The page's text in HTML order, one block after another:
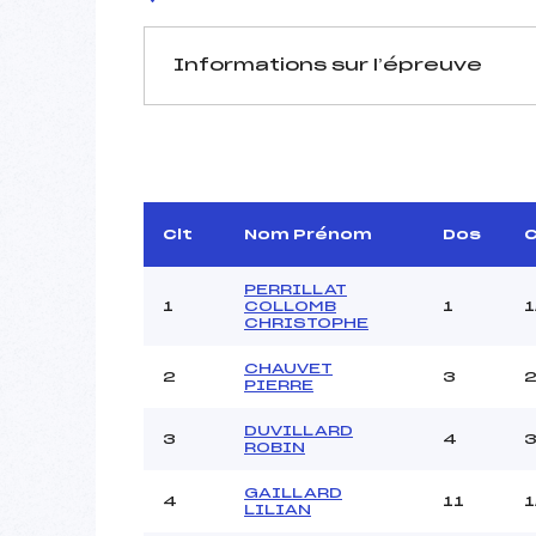
Informations sur l’épreuve
D.T Adjoint :
Dir. Epreuve :
Coefficient :
Style :
Clt Nom Prénom Dos
1
PERRILLAT
COLLOMB
CHRISTOPHE
1
2
CHAUVET
PIERRE
3
3
DUVILLARD
ROBIN
4
4
GAILLARD
LILIAN
11